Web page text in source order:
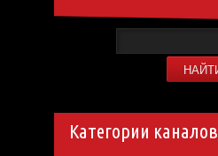
Категории каналов